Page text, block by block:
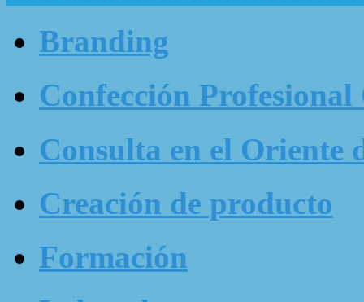
Branding
Confección Profesional
Consulta en el Oriente
Creación de producto
Formación